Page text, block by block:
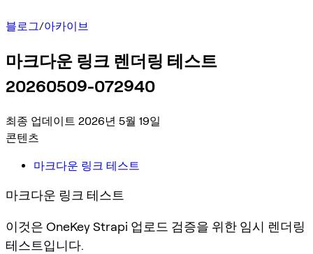
블로그/아카이브
마크다운 링크 렌더링 테스트
20260509-072940
최종 업데이트 2026년 5월 19일
콘텐츠
마크다운 링크 테스트
마크다운 링크 테스트
이것은 OneKey Strapi 업로드 검증을 위한 임시 렌더링
테스트입니다.